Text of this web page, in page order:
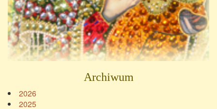
Archiwum
2026
2025